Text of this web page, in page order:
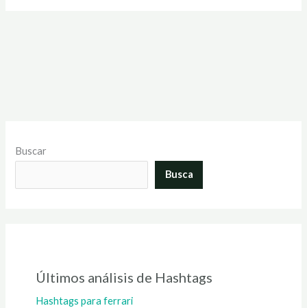
Buscar
Busca
Últimos análisis de Hashtags
Hashtags para ferrari